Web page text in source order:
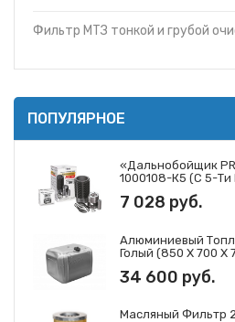
Фильтр МТЗ тонкой и грубой
ПОПУЛЯРНОЕ
«Дальнобойщик
1000108-К5 (с 5-
7 028 руб.
Алюминиевый
Голый (850 Х 700 Х
34 600 руб.
Масляный Фильтр